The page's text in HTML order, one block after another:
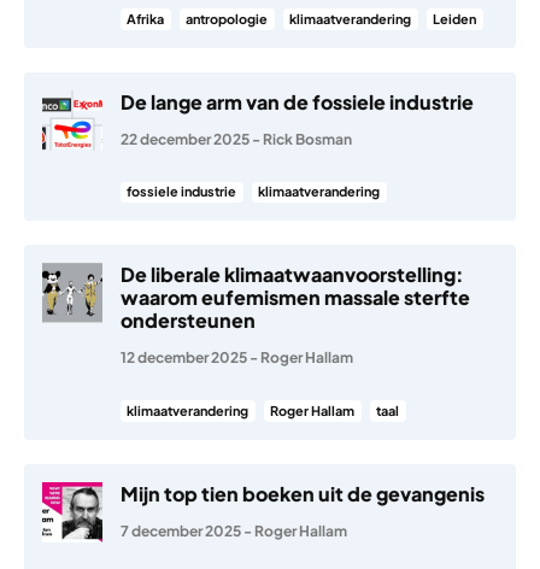
Afrika antropologie klimaatverandering Leiden
De lange arm van de fossiele industrie
22 december 2025 - Rick Bosman
fossiele industrie klimaatverandering
De liberale klimaatwaanvoorstelling:
waarom eufemismen massale sterfte
ondersteunen
12 december 2025 - Roger Hallam
klimaatverandering Roger Hallam taal
Mijn top tien boeken uit de gevangenis
7 december 2025 - Roger Hallam